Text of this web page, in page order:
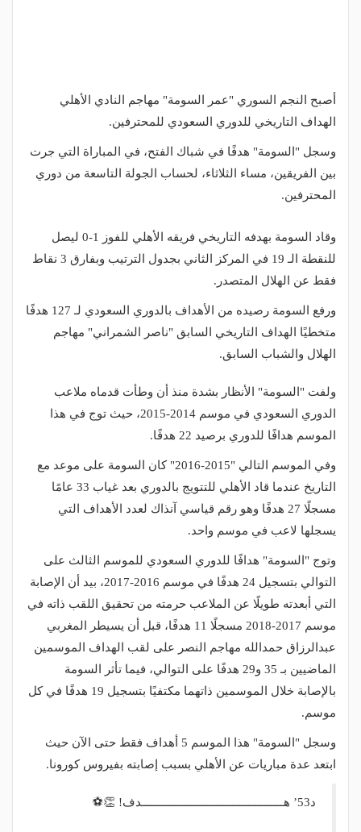
أصبح النجم السوري "عمر السومة" مهاجم النادي الأهلي
الهداف التاريخي للدوري السعودي للمحترفين.
وسجل "السومة" هدفًا في شباك الفتح، في المباراة التي جرت
بين الفريقين، مساء الثلاثاء، لحساب الجولة التاسعة من دوري
المحترفين.
وقاد السومة بهدفه التاريخي فريقه الأهلي للفوز 1-0 ليصل
للنقطة الـ 19 في المركز الثاني بجدول الترتيب وبفارق 3 نقاط
فقط عن الهلال المتصدر.
ورفع السومة رصيده من الأهداف بالدوري السعودي لـ 127 هدفًا
متخطيًا الهداف التاريخي السابق "ناصر الشمراني" مهاجم
الهلال والشباب السابق.
ولفت "السومة" الأنظار بشدة منذ أن وطأت قدماه ملاعب
الدوري السعودي في موسم 2014-2015، حيث توج في هذا
الموسم هدافًا للدوري برصيد 22 هدفًا.
وفي الموسم التالي "2015-2016" كان السومة على موعد مع
التاريخ عندما قاد الأهلي للتتويج بالدوري بعد غياب 33 عامًا
مسجلًا 27 هدفًا وهو رقم قياسي آنذاك لعدد الأهداف التي
يسجلها لاعب في موسم واحد.
وتوج "السومة" هدافًا للدوري السعودي للموسم الثالث على
التوالي بتسجيل 24 هدفًا في موسم 2016-2017، بيد أن الإصابة
التي أبعدته طويلًا عن الملاعب حرمته من تحقيق اللقب ذاته في
موسم 2017-2018 مسجلًا 11 هدفًا، قبل أن يسيطر المغربي
عبدالرزاق حمدالله مهاجم النصر على لقب الهداف الموسمين
الماضيين بـ 35 و29 هدفًا على التوالي، فيما تأثر السومة
بالإصابة خلال الموسمين ذاتهما مكتفيًا بتسجيل 19 هدفًا في كل
موسم.
وسجل "السومة" هذا الموسم 5 أهداف فقط حتى الآن حيث
ابتعد عدة مباريات عن الأهلي بسبب إصابته بفيروس كورونا.
د53’ هــــــــــــــــــــــــــــــــــــــــــــدف! 👏⚽️